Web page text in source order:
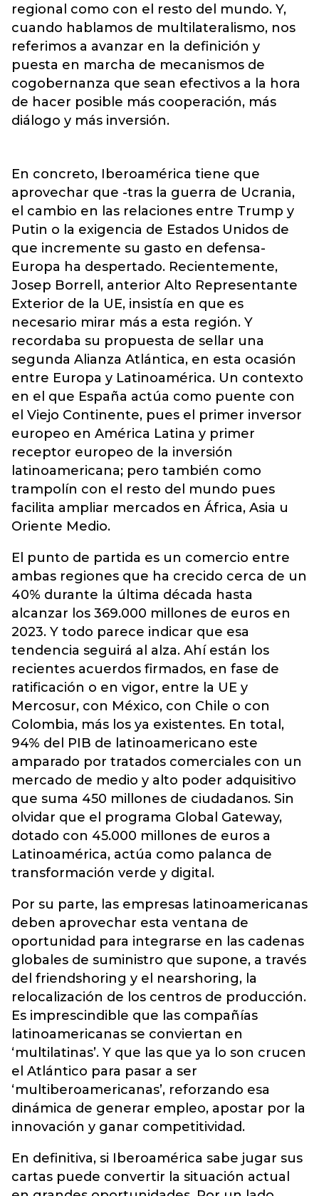
regional como con el resto del mundo. Y,
cuando hablamos de multilateralismo, nos
referimos a avanzar en la definición y
puesta en marcha de mecanismos de
cogobernanza que sean efectivos a la hora
de hacer posible más cooperación, más
diálogo y más inversión.
En concreto, Iberoamérica tiene que
aprovechar que -tras la guerra de Ucrania,
el cambio en las relaciones entre Trump y
Putin o la exigencia de Estados Unidos de
que incremente su gasto en defensa-
Europa ha despertado. Recientemente,
Josep Borrell, anterior Alto Representante
Exterior de la UE, insistía en que es
necesario mirar más a esta región. Y
recordaba su propuesta de sellar una
segunda Alianza Atlántica, en esta ocasión
entre Europa y Latinoamérica. Un contexto
en el que España actúa como puente con
el Viejo Continente, pues el primer inversor
europeo en América Latina y primer
receptor europeo de la inversión
latinoamericana; pero también como
trampolín con el resto del mundo pues
facilita ampliar mercados en África, Asia u
Oriente Medio.
El punto de partida es un comercio entre
ambas regiones que ha crecido cerca de un
40% durante la última década hasta
alcanzar los 369.000 millones de euros en
2023. Y todo parece indicar que esa
tendencia seguirá al alza. Ahí están los
recientes acuerdos firmados, en fase de
ratificación o en vigor, entre la UE y
Mercosur, con México, con Chile o con
Colombia, más los ya existentes. En total,
94% del PIB de latinoamericano este
amparado por tratados comerciales con un
mercado de medio y alto poder adquisitivo
que suma 450 millones de ciudadanos. Sin
olvidar que el programa Global Gateway,
dotado con 45.000 millones de euros a
Latinoamérica, actúa como palanca de
transformación verde y digital.
Por su parte, las empresas latinoamericanas
deben aprovechar esta ventana de
oportunidad para integrarse en las cadenas
globales de suministro que supone, a través
del friendshoring y el nearshoring, la
relocalización de los centros de producción.
Es imprescindible que las compañías
latinoamericanas se conviertan en
‘multilatinas’. Y que las que ya lo son crucen
el Atlántico para pasar a ser
‘multiberoamericanas’, reforzando esa
dinámica de generar empleo, apostar por la
innovación y ganar competitividad.
En definitiva, si Iberoamérica sabe jugar sus
cartas puede convertir la situación actual